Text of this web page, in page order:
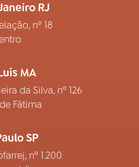
RJ
nº 18
MA
da Silva, nº 126
Fátima
SP
nº 1.200